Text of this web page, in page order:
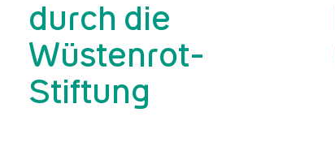
durch die
Wüstenrot-
Stiftung